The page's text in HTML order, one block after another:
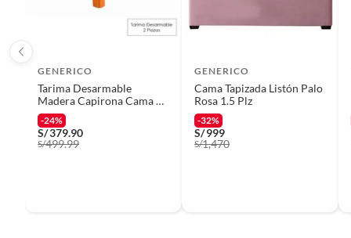
Escoger el colchón ideal es
GENERICO
Tarima Desarmable
Madera Capirona Cama 2
plz
-24%
S/379.90
S/499.99
GENERICO
Cama Tapizada Listón Palo
Rosa 1.5 Plz
-32%
S/999
S/1,470